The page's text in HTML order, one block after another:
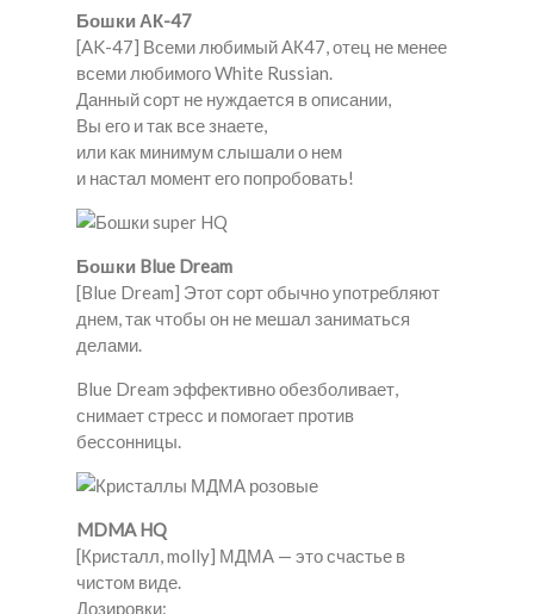
Бошки АК-47
[AK-47] Всеми любимый АК47, отец не менее
всеми любимого White Russian.
Данный сорт не нуждается в описании,
Вы его и так все знаете,
или как минимум слышали о нем
и настал момент его попробовать!
Бошки Blue Dream
[Blue Dream] Этот сорт обычно употребляют
днем, так чтобы он не мешал заниматься
делами.
Blue Dream эффективно обезболивает,
снимает стресс и помогает против
бессонницы.
MDMA HQ
[Кристалл, molly] МДМА — это счастье в
чистом виде.
Дозировки: